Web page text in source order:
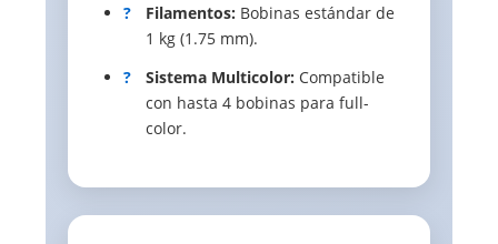
?
Filamentos: Bobinas estándar de
1 kg (1.75 mm).
?
Sistema Multicolor: Compatible
con hasta 4 bobinas para full-
color.